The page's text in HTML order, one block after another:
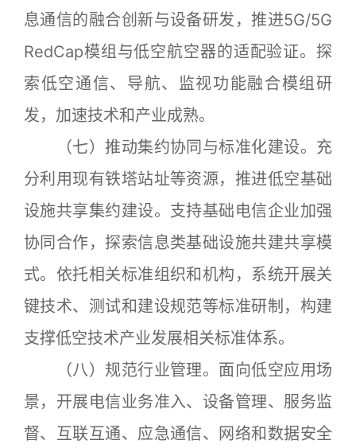
息通信的融合创新与设备研发，推进5G/5G
RedCap模组与低空航空器的适配验证。探
索低空通信、导航、监视功能融合模组研
发，加速技术和产业成熟。
（七）推动集约协同与标准化建设。充
分利用现有铁塔站址等资源，推进低空基础
设施共享集约建设。支持基础电信企业加强
协同合作，探索信息类基础设施共建共享模
式。依托相关标准组织和机构，系统开展关
键技术、测试和建设规范等标准研制，构建
支撑低空技术产业发展相关标准体系。
（八）规范行业管理。面向低空应用场
景，开展电信业务准入、设备管理、服务监
督、互联互通、应急通信、网络和数据安全